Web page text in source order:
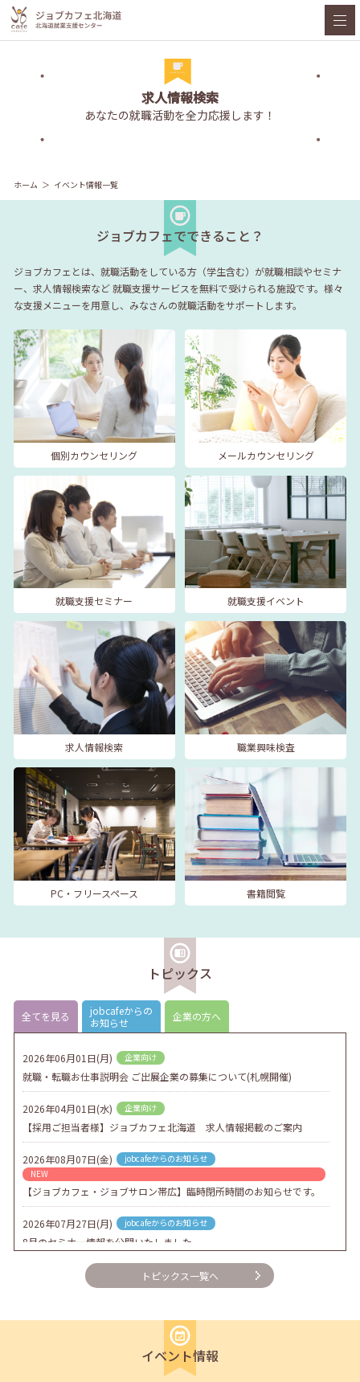
求人情報検索
あなたの就職活動を全力応援します！
ホーム イベント情報一覧
ジョブカフェでできること？
ジョブカフェとは、就職活動をしている方（学生含む）が就職相談やセミナ
ー、求人情報検索など就職支援サービスを無料で受けられる施設です。様々
な支援メニューを用意し、みなさんの就職活動をサポートします。
個別カウンセリング メールカウンセリング
就職支援セミナー 就職支援イベント
求人情報検索 職業興味検査
PC・フリースペース 書籍閲覧
トピックス
全てを見る
jobcafeからの
お知らせ
企業の方へ
2026年06月01日(月) 企業向け
就職・転職お仕事説明会 ご出展企業の募集について(札幌開催)
2026年04月01日(水) 企業向け
【採用ご担当者様】ジョブカフェ北海道 求人情報掲載のご案内
2026年08月07日(金)
jobcafeからのお知らせ
NEW
【ジョブカフェ・ジョブサロン帯広】臨時閉所時間のお知らせです。
2026年07月27日(月) jobcafeからのお知らせ
8月のセミナー情報を公開いたしました。
2026年07月01日(水) 企業向け
企業様向けセミナー「現場を巻き込む！人事のための『越境人材育
jobcafeからのお知らせ
7月のセミナー情報を公開いたしました。
トピックス一覧へ
イベント情報